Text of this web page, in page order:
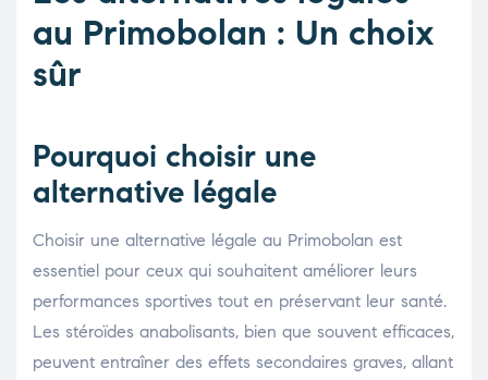
au Primobolan : Un choix
sûr
Pourquoi choisir une
alternative légale
Choisir une alternative légale au Primobolan est
essentiel pour ceux qui souhaitent améliorer leurs
performances sportives tout en préservant leur santé.
Les stéroïdes anabolisants, bien que souvent efficaces,
peuvent entraîner des effets secondaires graves, allant